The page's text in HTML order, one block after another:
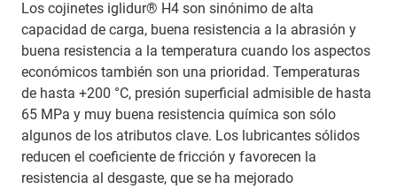
Los cojinetes iglidur® H4 son sinónimo de alta
capacidad de carga, buena resistencia a la abrasión y
buena resistencia a la temperatura cuando los aspectos
económicos también son una prioridad. Temperaturas
de hasta +200 °C, presión superficial admisible de hasta
65 MPa y muy buena resistencia química son sólo
algunos de los atributos clave. Los lubricantes sólidos
reducen el coeficiente de fricción y favorecen la
resistencia al desgaste, que se ha mejorado